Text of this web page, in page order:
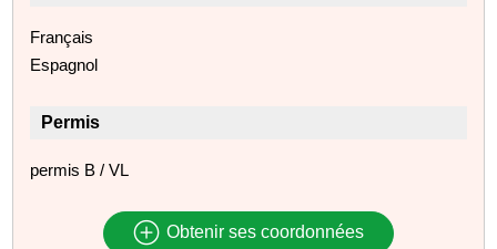
Français
Espagnol
Permis
permis B / VL
Obtenir ses coordonnées